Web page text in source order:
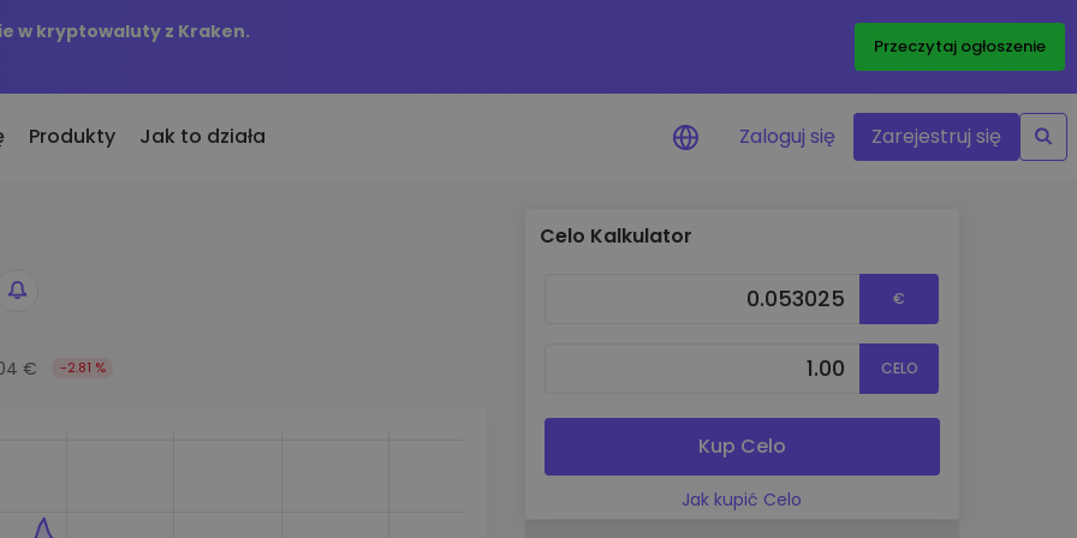
w kryptowaluty z Kraken.
Przeczytaj ogłoszenie
dodane do Kriptomat
to warte
Produkty
Analiza portfolio
Jak to działa Zaloguj się Zarejestruj się
€ -2.81 %
Celo Kalkulator
€
CELO
Kup Celo
Jak kupić Celo